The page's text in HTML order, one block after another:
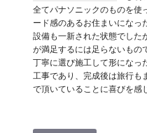
全てパナソニックのものを使
ード感のあるお住まいになっ
設備も一新された状態でした
が満足するには足らないもの
丁寧に選び施工して形になっ
工事であり、完成後は旅行も
で頂いていることに喜びを感